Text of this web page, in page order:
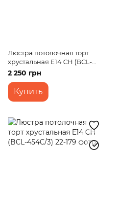
Люстра потолочная торт
хрустальная E14 CH (BCL-
456C/3)
2 250 грн
Купить